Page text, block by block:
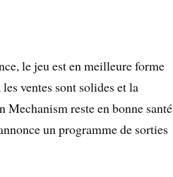
le jeu est en meilleure forme
ventes sont solides et la
Mechanism reste en bonne santé
un programme de sorties